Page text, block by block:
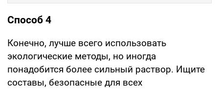
Способ 4
Конечно, лучше всего использовать
экологические методы, но иногда
понадобится более сильный раствор. Ищите
составы, безопасные для всех